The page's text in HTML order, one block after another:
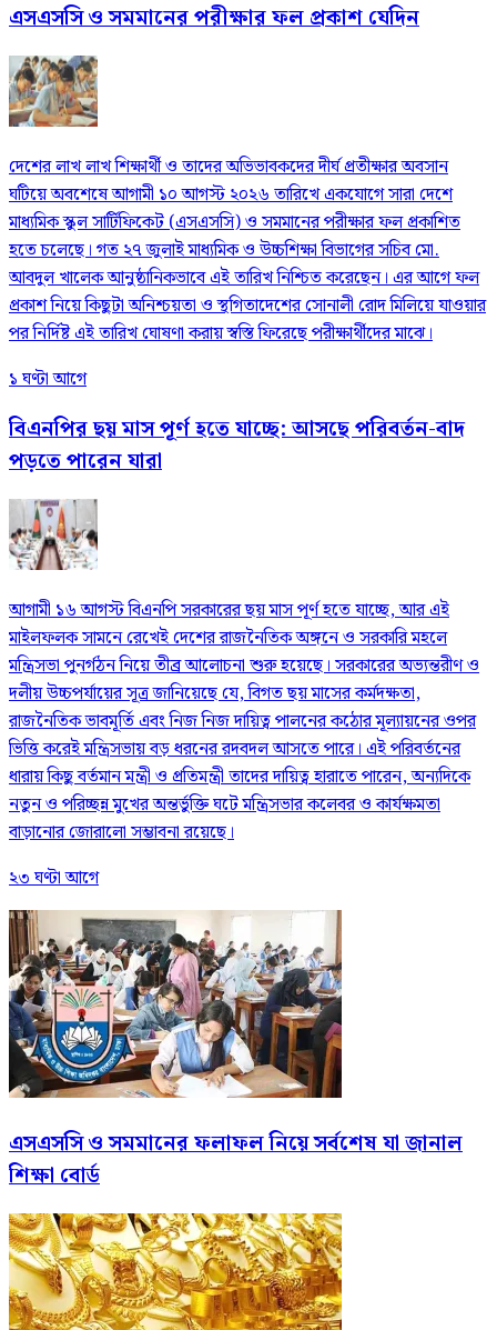
এসএসসি ও সমমানের পরীক্ষার ফল প্রকাশ যেদিন
দেশের লাখ লাখ শিক্ষার্থী ও তাদের অভিভাবকদের দীর্ঘ প্রতীক্ষার অবসান
ঘটিয়ে অবশেষে আগামী ১০ আগস্ট ২০২৬ তারিখে একযোগে সারা দেশে
মাধ্যমিক স্কুল সার্টিফিকেট (এসএসসি) ও সমমানের পরীক্ষার ফল প্রকাশিত
হতে চলেছে। গত ২৭ জুলাই মাধ্যমিক ও উচ্চশিক্ষা বিভাগের সচিব মো.
আবদুল খালেক আনুষ্ঠানিকভাবে এই তারিখ নিশ্চিত করেছেন। এর আগে ফল
প্রকাশ নিয়ে কিছুটা অনিশ্চয়তা ও স্থগিতাদেশের সোনালী রোদ মিলিয়ে যাওয়ার
পর নির্দিষ্ট এই তারিখ ঘোষণা করায় স্বস্তি ফিরেছে পরীক্ষার্থীদের মাঝে।
১ ঘণ্টা আগে
বিএনপির ছয় মাস পূর্ণ হতে যাচ্ছে: আসছে পরিবর্তন-বাদ
পড়তে পারেন যারা
আগামী ১৬ আগস্ট বিএনপি সরকারের ছয় মাস পূর্ণ হতে যাচ্ছে, আর এই
মাইলফলক সামনে রেখেই দেশের রাজনৈতিক অঙ্গনে ও সরকারি মহলে
মন্ত্রিসভা পুনর্গঠন নিয়ে তীব্র আলোচনা শুরু হয়েছে। সরকারের অভ্যন্তরীণ ও
দলীয় উচ্চপর্যায়ের সূত্র জানিয়েছে যে, বিগত ছয় মাসের কর্মদক্ষতা,
রাজনৈতিক ভাবমূর্তি এবং নিজ নিজ দায়িত্ব পালনের কঠোর মূল্যায়নের ওপর
ভিত্তি করেই মন্ত্রিসভায় বড় ধরনের রদবদল আসতে পারে। এই পরিবর্তনের
ধারায় কিছু বর্তমান মন্ত্রী ও প্রতিমন্ত্রী তাদের দায়িত্ব হারাতে পারেন, অন্যদিকে
নতুন ও পরিচ্ছন্ন মুখের অন্তর্ভুক্তি ঘটে মন্ত্রিসভার কলেবর ও কার্যক্ষমতা
বাড়ানোর জোরালো সম্ভাবনা রয়েছে।
২৩ ঘণ্টা আগে
এসএসসি ও সমমানের ফলাফল নিয়ে সর্বশেষ যা জানাল
শিক্ষা বোর্ড